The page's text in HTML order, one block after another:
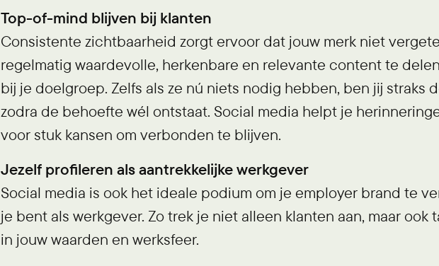
Top-of-mind blijven bij klanten
Consistente zichtbaarheid zorgt ervoor dat jouw merk niet
regelmatig waardevolle, herkenbare en relevante content te
bij je doelgroep. Zelfs als ze nú niets nodig hebben, ben jij straks
zodra de behoefte wél ontstaat. Social media helpt je
voor stuk kansen om verbonden te blijven.
Jezelf profileren als aantrekkelijke werkgever
Social media is ook het ideale podium om je employer brand te
je bent als werkgever. Zo trek je niet alleen klanten aan, maar
in jouw waarden en werksfeer.